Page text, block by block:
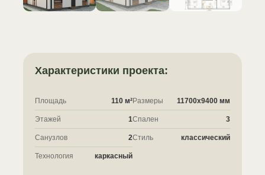
Характеристики проекта:
Площадь 110 м²
Этажей 1
Санузлов 2
Технология каркасный
Размеры 11700x9400 мм
Спален 3
Стиль классический